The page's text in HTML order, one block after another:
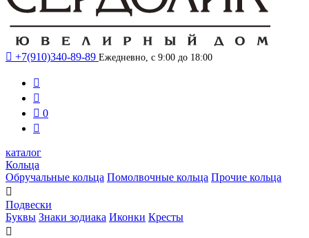
 +7(910)340-89-89 Ежедневно, с 9:00 до 18:00


 0

каталог
Кольца
Обручальные кольца Помолвочные кольца Прочие кольца

Подвески
Буквы Знаки зодиака Иконки Кресты
